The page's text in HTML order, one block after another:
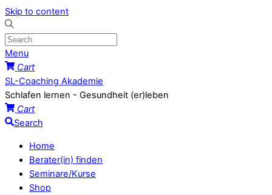
Skip to content
Menu
Cart
SL-Coaching Akademie
Schlafen lernen - Gesundheit (er)leben
Cart
Search
Home
Berater(in) finden
Seminare/Kurse
Shop